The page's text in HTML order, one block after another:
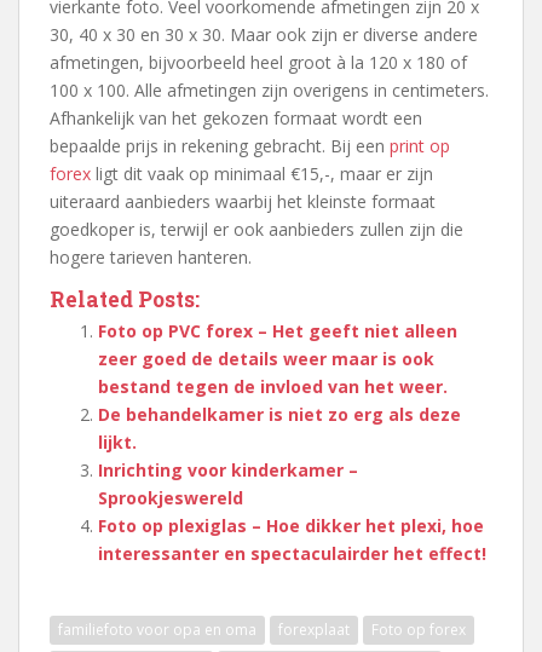
vierkante foto. Veel voorkomende afmetingen zijn 20 x
30, 40 x 30 en 30 x 30. Maar ook zijn er diverse andere
afmetingen, bijvoorbeeld heel groot à la 120 x 180 of
100 x 100. Alle afmetingen zijn overigens in centimeters.
Afhankelijk van het gekozen formaat wordt een
bepaalde prijs in rekening gebracht. Bij een print op
forex ligt dit vaak op minimaal €15,-, maar er zijn
uiteraard aanbieders waarbij het kleinste formaat
goedkoper is, terwijl er ook aanbieders zullen zijn die
hogere tarieven hanteren.
Related Posts:
Foto op PVC forex – Het geeft niet alleen
zeer goed de details weer maar is ook
bestand tegen de invloed van het weer.
De behandelkamer is niet zo erg als deze
lijkt.
Inrichting voor kinderkamer –
Sprookjeswereld
Foto op plexiglas – Hoe dikker het plexi, hoe
interessanter en spectaculairder het effect!
familiefoto voor opa en oma forexplaat
Foto op forex